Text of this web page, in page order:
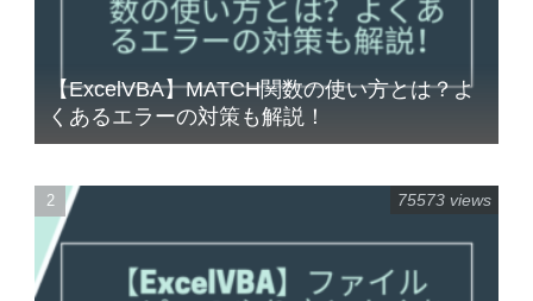
【ExcelVBA】MATCH関数の使い方とは？よ
くあるエラーの対策も解説！
75573 views